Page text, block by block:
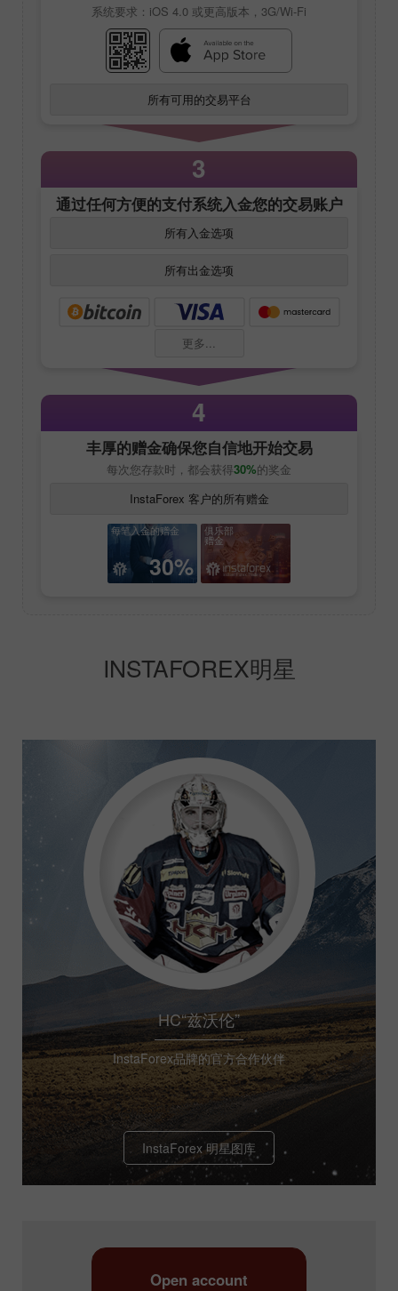
系统要求：iOS 4.0 或更高版本，3G/Wi-Fi
所有可用的交易平台
3
通过任何方便的支付系统入金您的交易账户
所有入金选项
所有出金选项
更多...
4
丰厚的赠金确保您自信地开始交易
每次您存款时，都会获得30%的奖金
InstaForex 客户的所有赠金
每笔入金的赠金
30%
俱乐部
赠金
INSTAFOREX明星
HC“兹沃伦”
InstaForex品牌的官方合作伙伴
InstaForex 明星图库
Open account